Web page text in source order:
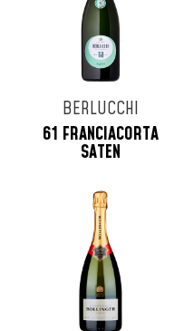
BERLUCCHI
61 FRANCIACORTA
SATEN